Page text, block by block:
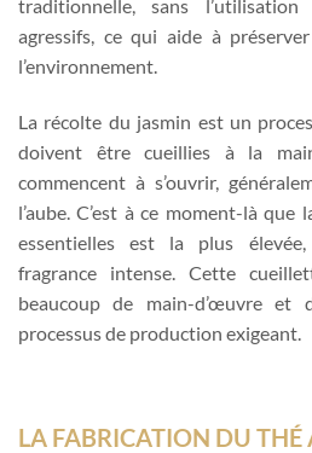
traditionnelle, sans
agressifs, ce qui aide à
l’environnement.
La récolte du jasmin est un
doivent être cueillies à la
commencent à s’ouvrir,
l’aube. C’est à ce moment-là
essentielles est la plus
fragrance intense. Cette
beaucoup de main-d’œuvre et
processus de production exigeant.
LA FABRICATION DU THÉ